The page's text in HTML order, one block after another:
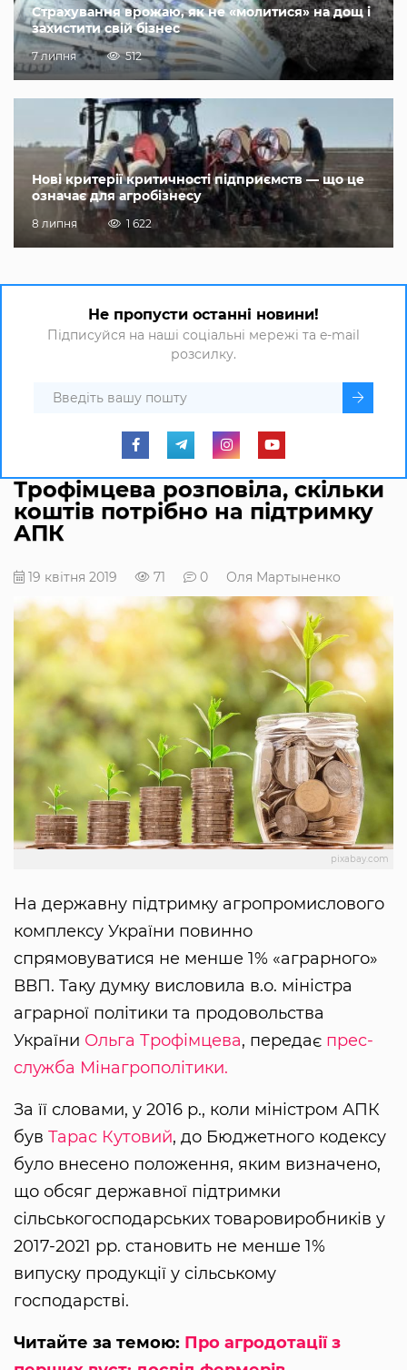
Страхування врожаю, як не «молитися» на дощ і
захистити свій бізнес
7 липня 512
Нові критерії критичності підприємств — що це
означає для агробізнесу
8 липня 1 622
Не пропусти останні новини!
Підписуйся на наші соціальні мережі та e-mail
розсилку.
Трофімцева розповіла, скільки
коштів потрібно на підтримку
АПК
19 квітня 2019 71 0 Оля Мартыненко
pixabay.com
На державну підтримку агропромислового
комплексу України повинно
спрямовуватися не менше 1% «аграрного»
ВВП. Таку думку висловила в.о. міністра
аграрної політики та продовольства
України Ольга Трофімцева, передає прес-
служба Мінагрополітики.
За її словами, у 2016 р., коли міністром АПК
був Тарас Кутовий, до Бюджетного кодексу
було внесено положення, яким визначено,
що обсяг державної підтримки
сільськогосподарських товаровиробників у
2017-2021 рр. становить не менше 1%
випуску продукції у сільському
господарстві.
Читайте за темою: Про агродотації з